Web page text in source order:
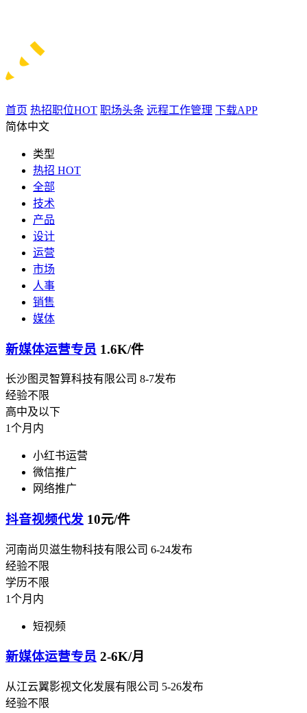
首页 热招职位HOT 职场头条 远程工作管理 下载APP
简体中文
类型
热招 HOT
全部
技术
产品
设计
运营
市场
人事
销售
媒体
新媒体运营专员 1.6K/件
长沙图灵智算科技有限公司 8-7发布
经验不限
高中及以下
1个月内
小红书运营
微信推广
网络推广
抖音视频代发 10元/件
河南尚贝滋生物科技有限公司 6-24发布
经验不限
学历不限
1个月内
短视频
新媒体运营专员 2-6K/月
从江云翼影视文化发展有限公司 5-26发布
经验不限